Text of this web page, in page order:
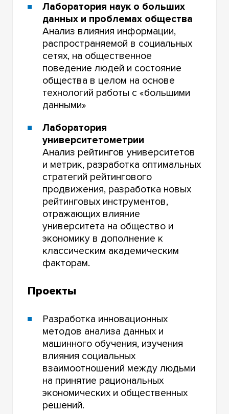
Лаборатория наук о больших
данных и проблемах общества
Анализ влияния информации,
распространяемой в социальных
сетях, на общественное
поведение людей и состояние
общества в целом на основе
технологий работы с «большими
данными»
Лаборатория
университетометрии
Анализ рейтингов университетов
и метрик, разработка оптимальных
стратегий рейтингового
продвижения, разработка новых
рейтинговых инструментов,
отражающих влияние
университета на общество и
экономику в дополнение к
классическим академическим
факторам.
Проекты
Разработка инновационных
методов анализа данных и
машинного обучения, изучения
влияния социальных
взаимоотношений между людьми
на принятие рациональных
экономических и общественных
решений.